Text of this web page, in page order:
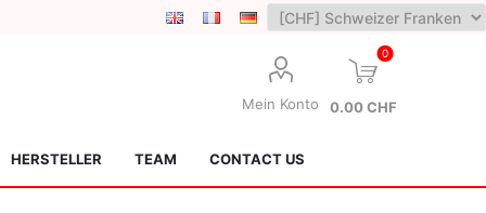
Mein Konto
0
0.00 CHF
HERSTELLER TEAM CONTACT US